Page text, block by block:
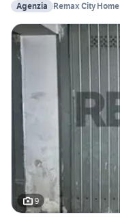
Agenzia
Remax City Home
9